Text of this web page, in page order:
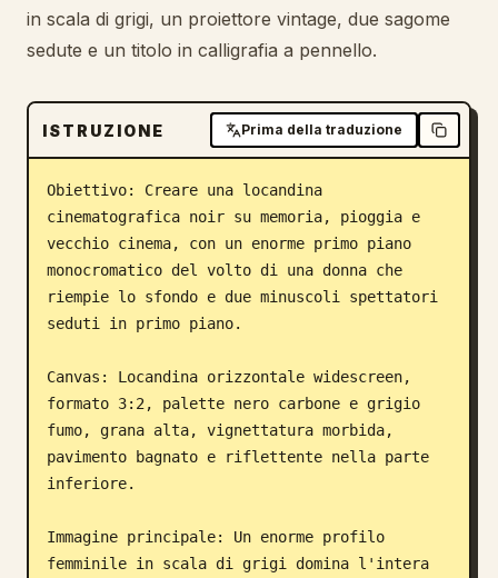
Prezzi
Scarica
Blog
Aggiornamenti
in scala di grigi, un proiettore vintage, due sagome
sedute e un titolo in calligrafia a pennello.
ISTRUZIONE Prima della traduzione
Obiettivo: Creare una locandina
cinematografica noir su memoria, pioggia e
vecchio cinema, con un enorme primo piano
monocromatico del volto di una donna che
riempie lo sfondo e due minuscoli spettatori
seduti in primo piano.
Canvas: Locandina orizzontale widescreen,
formato 3:2, palette nero carbone e grigio
fumo, grana alta, vignettatura morbida,
pavimento bagnato e riflettente nella parte
inferiore.
Immagine principale: Un enorme profilo
femminile in scala di grigi domina l'intera